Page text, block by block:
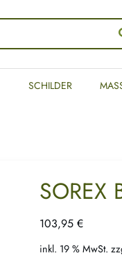
SCHILDER
SOREX
103,95€
inkl. 19 % MwSt.